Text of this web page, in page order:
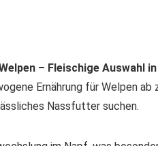
– Fleischige Auswahl in
Ernährung für Welpen
Nassfutter suchen.